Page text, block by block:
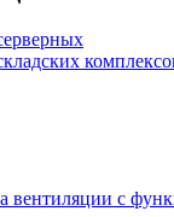
вентиляции с